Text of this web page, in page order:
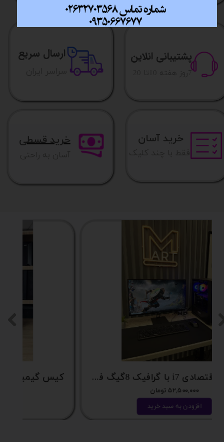
پشتیبانی انلاین
​7روز هفته 10تا 20
ارسال سریع
خرید آسان خرید قسطی
کیس فوق اقتصادی i7 با گرافیک 8گیگ فوق اکونومی کد 2162